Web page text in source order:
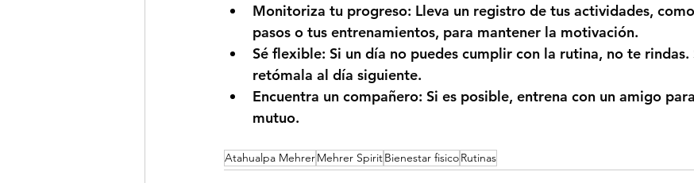
Monitoriza tu progreso: Lleva un registro de tus actividades,
pasos o tus entrenamientos, para mantener la motivación.
Sé flexible: Si un día no puedes cumplir con la rutina, no te
retómala al día siguiente.
Encuentra un compañero: Si es posible, entrena con un amigo
mutuo.
Atahualpa MehrerMehrer SpiritBienestar fisicoRutinas